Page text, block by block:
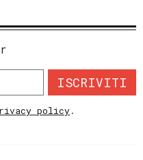
ISCRIVITI
policy.